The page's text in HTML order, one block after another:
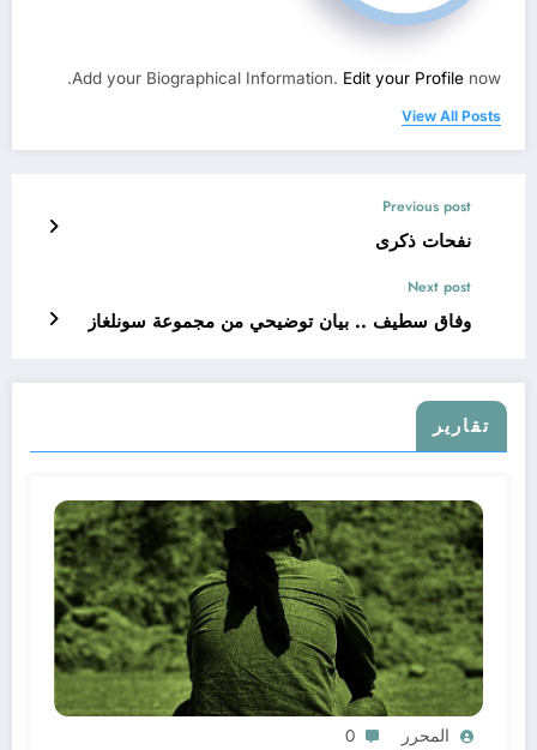
Add your Biographical Information. Edit your Profile now.
View All Posts
Previous post
نفحات ذكرى
Next post
وفاق سطيف .. بيان توضيحي من مجموعة سونلغاز
تقارير
المحرر 0